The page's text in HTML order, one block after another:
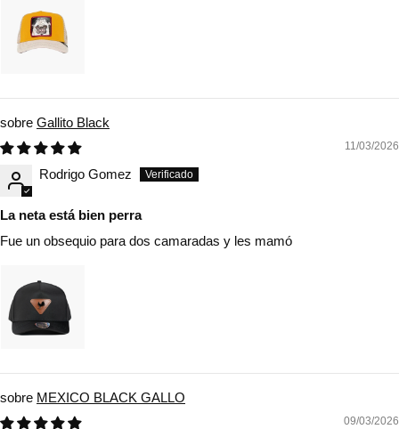
Gallito Black
11/03/2026
Rodrigo Gomez
La neta está bien perra
Fue un obsequio para dos camaradas y les mamó
MEXICO BLACK GALLO
09/03/2026